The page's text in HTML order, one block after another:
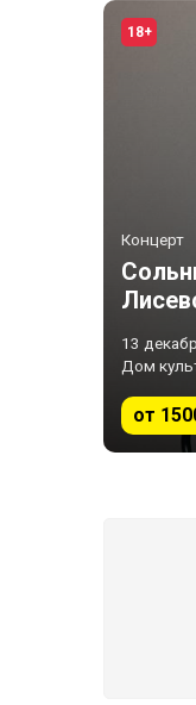
18+
Концерт
13
от